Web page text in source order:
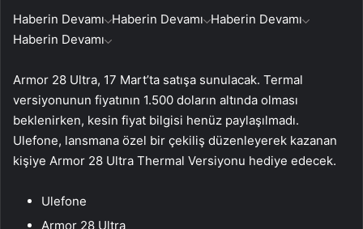
Haberin Devamı Haberin Devamı Haberin Devamı
Haberin Devamı
Armor 28 Ultra, 17 Mart’ta satışa sunulacak. Termal
versiyonunun fiyatının 1.500 doların altında olması
beklenirken, kesin fiyat bilgisi henüz paylaşılmadı.
Ulefone, lansmana özel bir çekiliş düzenleyerek kazanan
kişiye Armor 28 Ultra Thermal Versiyonu hediye edecek.
Ulefone
Armor 28 Ultra